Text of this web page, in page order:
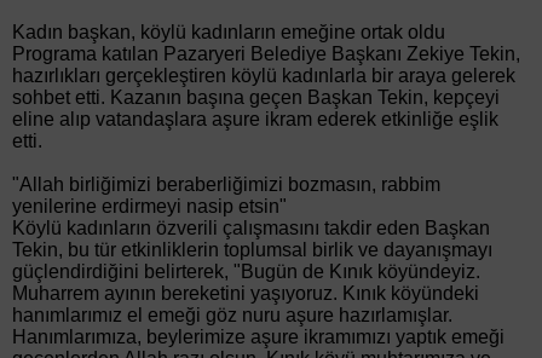
Kadın başkan, köylü kadınların emeğine ortak oldu
Programa katılan Pazaryeri Belediye Başkanı Zekiye Tekin,
hazırlıkları gerçekleştiren köylü kadınlarla bir araya gelerek
sohbet etti. Kazanın başına geçen Başkan Tekin, kepçeyi
eline alıp vatandaşlara aşure ikram ederek etkinliğe eşlik
etti.
"Allah birliğimizi beraberliğimizi bozmasın, rabbim
yenilerine erdirmeyi nasip etsin"
Köylü kadınların özverili çalışmasını takdir eden Başkan
Tekin, bu tür etkinliklerin toplumsal birlik ve dayanışmayı
güçlendirdiğini belirterek, "Bugün de Kınık köyündeyiz.
Muharrem ayının bereketini yaşıyoruz. Kınık köyündeki
hanımlarımız el emeği göz nuru aşure hazırlamışlar.
Hanımlarımıza, beylerimize aşure ikramımızı yaptık emeği